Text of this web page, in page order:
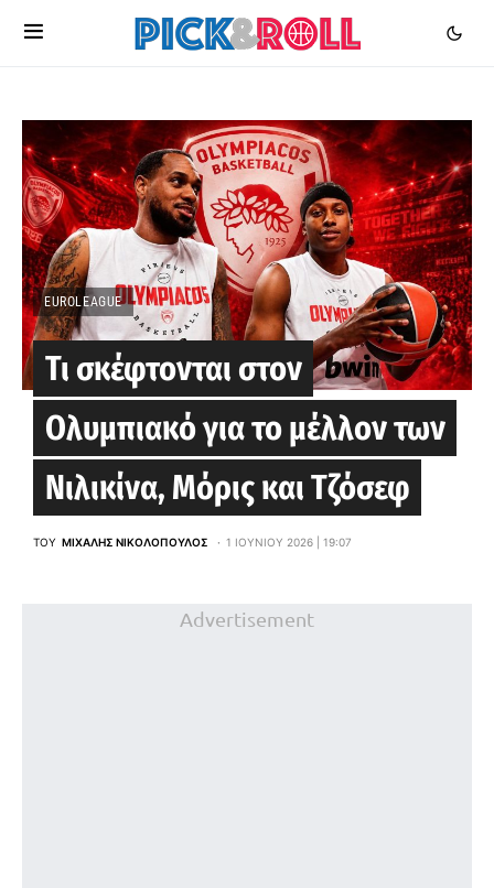
EUROLEAGUE
Τι σκέφτονται στον
Ολυμπιακό για το μέλλον των
Νιλικίνα, Μόρις και Τζόσεφ
ΤΟΥ ΜΙΧΆΛΗΣ ΝΙΚΟΛΌΠΟΥΛΟΣ 1 ΙΟΥΝΊΟΥ 2026 | 19:07
Advertisement